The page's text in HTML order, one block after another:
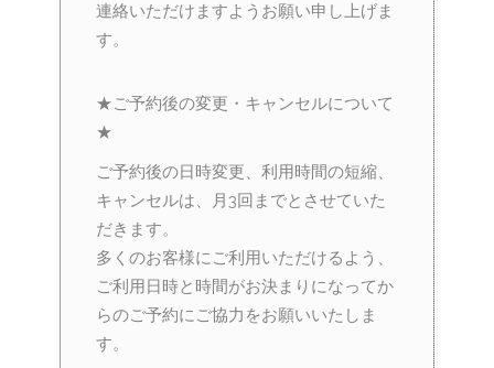
連絡いただけますようお願い申し上げま
す。
★ご予約後の変更・キャンセルについて
★
ご予約後の日時変更、利用時間の短縮、
キャンセルは、月3回までとさせていた
だきます。
多くのお客様にご利用いただけるよう、
ご利用日時と時間がお決まりになってか
らのご予約にご協力をお願いいたしま
す。